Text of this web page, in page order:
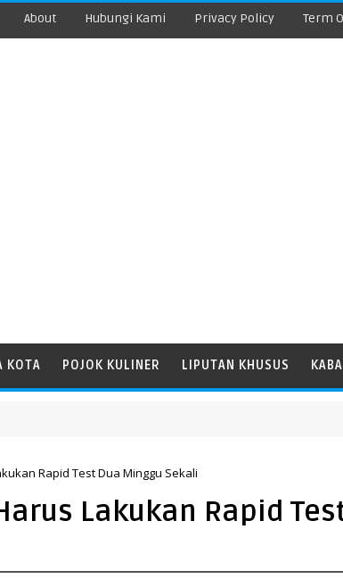
About Hubungi Kami Privacy Policy Term
KOTA POJOK KULINER LIPUTAN KHUSUS
Rapid Test Dua Minggu Sekali
Lakukan Rapid